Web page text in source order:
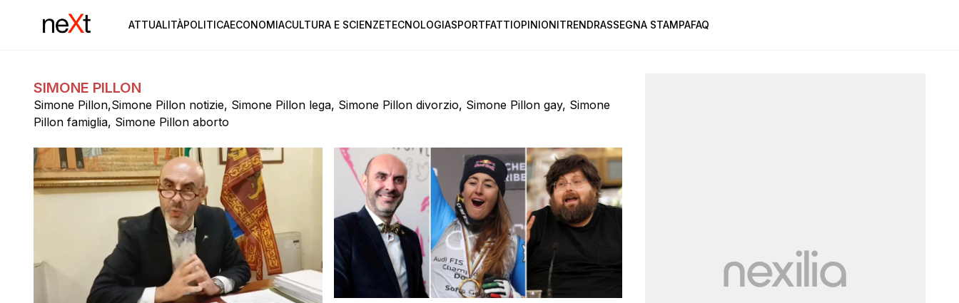
ATTUALITÀPOLITICAECONOMIACULTURA E SCIENZETECNOLOGIASPORTFATTIOPINIONITRENDRASSEGNA STAMPAFAQ
SIMONE PILLON
Simone Pillon,Simone Pillon notizie, Simone Pillon lega, Simone Pillon divorzio, Simone Pillon gay, Simone
Pillon famiglia, Simone Pillon aborto